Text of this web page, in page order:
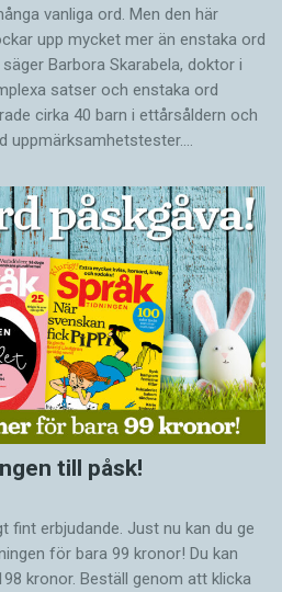
vanliga ord. Men den här
upp mycket mer än enstaka ord
Barbora Skarabela, doktor i
satser och enstaka ord
cirka 40 barn i ettårsåldern och
uppmärksamhetstester.…
till påsk!
fint erbjudande. Just nu kan du ge
för bara 99 kronor! Du kan
kronor. Beställ genom att klicka